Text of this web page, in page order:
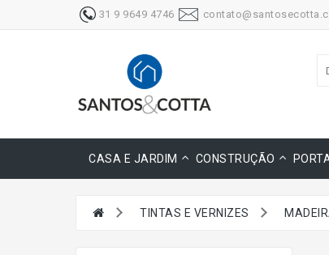
31 9 9649 4746
CASA E JARDIM CONSTRUÇÃO
TINTAS E VERNIZES